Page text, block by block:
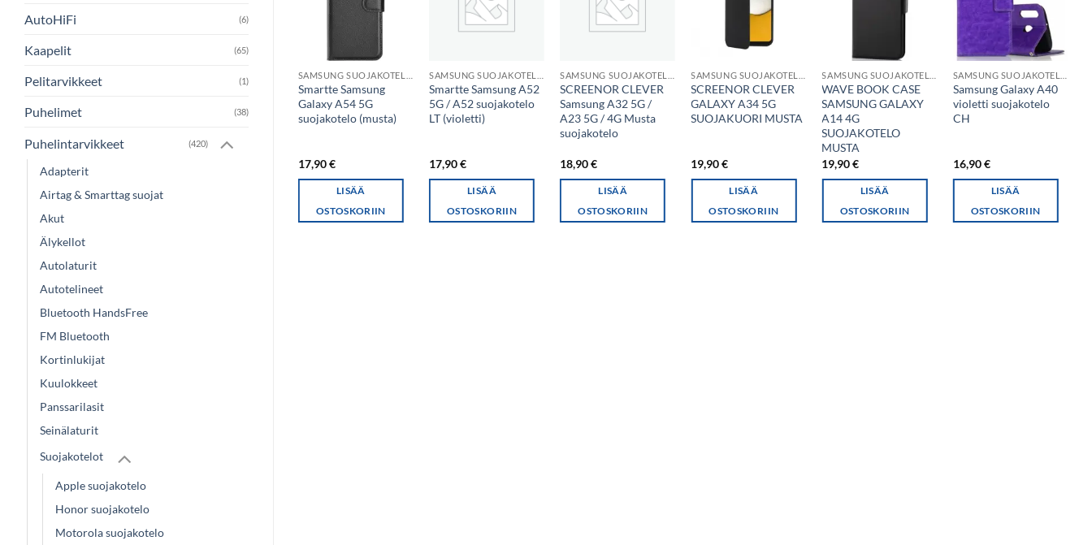
AutoHiFi (6)
Kaapelit (65)
Pelitarvikkeet (1)
Puhelimet (38)
Puhelintarvikkeet (420)
Adapterit
Airtag & Smarttag suojat
Akut
Älykellot
Autolaturit
Autotelineet
Bluetooth HandsFree
FM Bluetooth
Kortinlukijat
Kuulokkeet
Panssarilasit
Seinälaturit
Suojakotelot
Apple suojakotelo
Honor suojakotelo
Motorola suojakotelo
Smartte Samsung
Galaxy A54 5G
suojakotelo (musta)
17,90€
LISÄÄ
OSTOSKORIIN
Smartte Samsung A52
5G / A52 suojakotelo
LT (violetti)
17,90€
LISÄÄ
OSTOSKORIIN
SCREENOR CLEVER
Samsung A32 5G /
A23 5G / 4G Musta
suojakotelo
18,90€
LISÄÄ
OSTOSKORIIN
SCREENOR CLEVER
GALAXY A34 5G
SUOJAKUORI MUSTA
19,90€
LISÄÄ
OSTOSKORIIN
WAVE BOOK CASE
SAMSUNG GALAXY
A14 4G
SUOJAKOTELO
MUSTA
19,90€
LISÄÄ
OSTOSKORIIN
Samsung Galaxy A40
violetti suojakotelo
CH
16,90€
LISÄÄ
OSTOSKORIIN
Screenor Smart -
Galaxy A53 5G, musta